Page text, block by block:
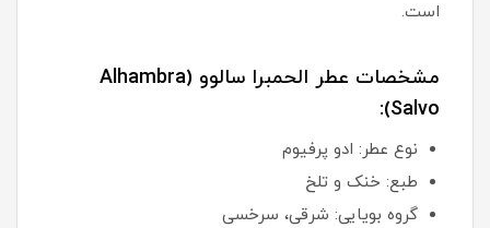
است.
مشخصات عطر الحمبرا سالوو (Alhambra
Salvo):
نوع عطر: ادو پرفیوم
طبع: خنک و تلخ
گروه بویایی: شرقی، سرخسی